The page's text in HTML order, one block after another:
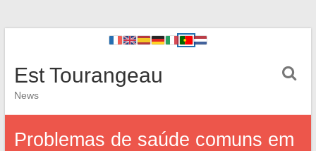
Est Tourangeau
News
Problemas de saúde comuns em